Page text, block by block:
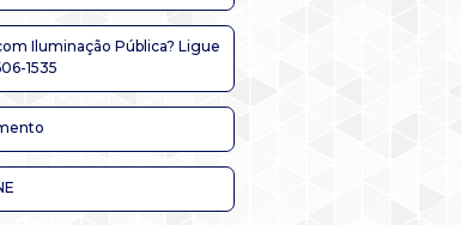
Iluminação Pública? Ligue
1535